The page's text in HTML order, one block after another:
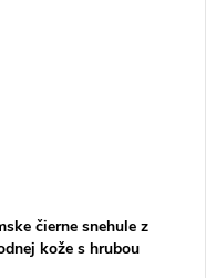
čierne snehule z
kože s hrubou